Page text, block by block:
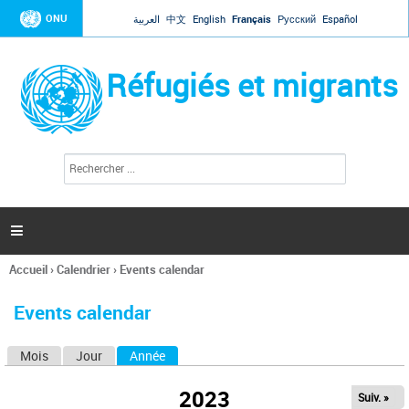
Jump to navigation
ONU العربية 中文 English Français Русский Español
Réfugiés et migrants
l
c
h
e

Vous
ici
Accueil›Calendrier› Events calendar
Events calendar
Mois Jour Année
2023 Suiv. »